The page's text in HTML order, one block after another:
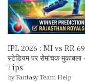
IPL 2026 : MI vs RR
स्टेडियम पर रोमांचक
Tips
by Fantasy Team Help